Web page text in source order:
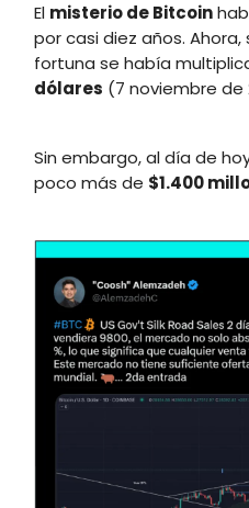
El misterio de Bitcoin
por casi diez años.
fortuna se había
dólares (7 noviembre de
Sin embargo, al día de
poco más de $1.400